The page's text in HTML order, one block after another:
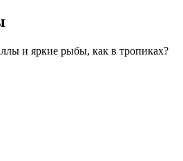
и яркие рыбы, как в тропиках?